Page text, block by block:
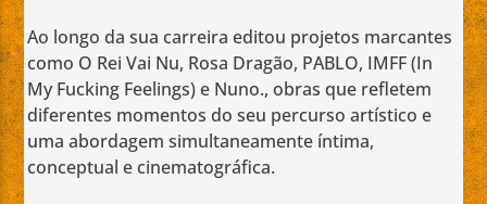
Ao longo da sua carreira editou projetos marcantes
como O Rei Vai Nu, Rosa Dragão, PABLO, IMFF (In
My Fucking Feelings) e Nuno., obras que refletem
diferentes momentos do seu percurso artístico e
uma abordagem simultaneamente íntima,
conceptual e cinematográfica.